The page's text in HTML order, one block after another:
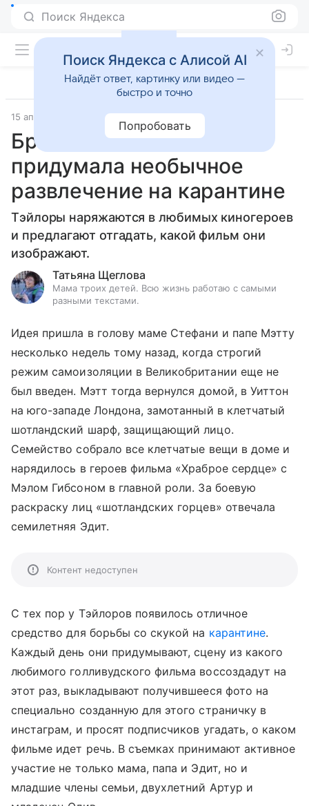
Поиск Яндекса
15 апреля 2020
Британская семья
придумала необычное
развлечение на карантине
Тэйлоры наряжаются в любимых киногероев
и предлагают отгадать, какой фильм они
изображают.
Татьяна Щеглова
Мама троих детей. Всю жизнь работаю с самыми
разными текстами.
Идея пришла в голову маме Стефани и папе Мэтту
несколько недель тому назад, когда строгий
режим самоизоляции в Великобритании еще не
был введен. Мэтт тогда вернулся домой, в Уиттон
на юго-западе Лондона, замотанный в клетчатый
шотландский шарф, защищающий лицо.
Семейство собрало все клетчатые вещи в доме и
нарядилось в героев фильма «Храброе сердце» с
Мэлом Гибсоном в главной роли. За боевую
раскраску лиц «шотландских горцев» отвечала
семилетняя Эдит.
Контент недоступен
С тех пор у Тэйлоров появилось отличное
средство для борьбы со скукой на карантине.
Каждый день они придумывают, сцену из какого
любимого голливудского фильма воссоздадут на
этот раз, выкладывают получившееся фото на
специально созданную для этого страничку в
инстаграм, и просят подписчиков угадать, о каком
фильме идет речь. В съемках принимают активное
участие не только мама, папа и Эдит, но и
младшие члены семьи, двухлетний Артур и
Поиск Яндекса с Алисой AI
Найдёт ответ, картинку или видео —
быстро и точно
Попробовать